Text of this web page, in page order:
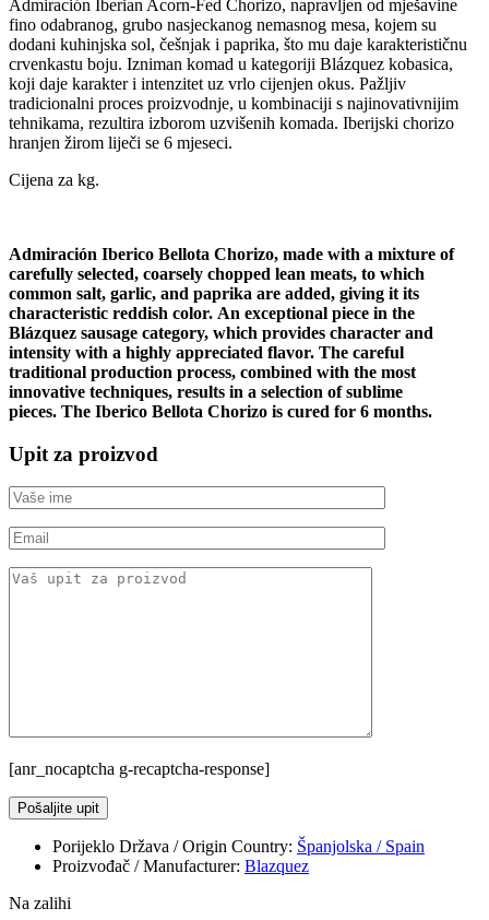
Admiración Iberian Acorn-Fed Chorizo, napravljen od mješavine
fino odabranog, grubo nasjeckanog nemasnog mesa, kojem su
dodani kuhinjska sol, češnjak i paprika, što mu daje karakterističnu
crvenkastu boju. Izniman komad u kategoriji Blázquez kobasica,
koji daje karakter i intenzitet uz vrlo cijenjen okus. Pažljiv
tradicionalni proces proizvodnje, u kombinaciji s najinovativnijim
tehnikama, rezultira izborom uzvišenih komada. Iberijski chorizo ​​
hranjen žirom liječi se 6 mjeseci.
Cijena za kg.
Admiración Iberico Bellota Chorizo, made with a mixture of
carefully selected, coarsely chopped lean meats, to which
common salt, garlic, and paprika are added, giving it its
characteristic reddish color. An exceptional piece in the
Blázquez sausage category, which provides character and
intensity with a highly appreciated flavor. The careful
traditional production process, combined with the most
innovative techniques, results in a selection of sublime
pieces. The Iberico Bellota Chorizo ​​is cured for 6 months.
Upit za proizvod
[anr_nocaptcha g-recaptcha-response]
Porijeklo Država / Origin Country: Španjolska / Spain
Proizvođač / Manufacturer: Blazquez
Na zalihi